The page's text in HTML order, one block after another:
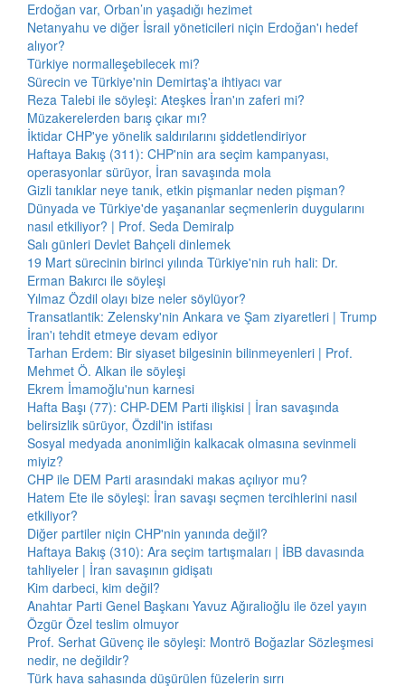
Erdoğan var, Orban’ın yaşadığı hezimet
Netanyahu ve diğer İsrail yöneticileri niçin Erdoğan'ı hedef
alıyor?
Türkiye normalleşebilecek mi?
Sürecin ve Türkiye'nin Demirtaş'a ihtiyacı var
Reza Talebi ile söyleşi: Ateşkes İran'ın zaferi mi?
Müzakerelerden barış çıkar mı?
İktidar CHP'ye yönelik saldırılarını şiddetlendiriyor
Haftaya Bakış (311): CHP'nin ara seçim kampanyası,
operasyonlar sürüyor, İran savaşında mola
Gizli tanıklar neye tanık, etkin pişmanlar neden pişman?
Dünyada ve Türkiye'de yaşananlar seçmenlerin duygularını
nasıl etkiliyor? | Prof. Seda Demiralp
Salı günleri Devlet Bahçeli dinlemek
19 Mart sürecinin birinci yılında Türkiye'nin ruh hali: Dr.
Erman Bakırcı ile söyleşi
Yılmaz Özdil olayı bize neler söylüyor?
Transatlantik: Zelensky'nin Ankara ve Şam ziyaretleri | Trump
İran'ı tehdit etmeye devam ediyor
Tarhan Erdem: Bir siyaset bilgesinin bilinmeyenleri | Prof.
Mehmet Ö. Alkan ile söyleşi
Ekrem İmamoğlu'nun karnesi
Hafta Başı (77): CHP-DEM Parti ilişkisi | İran savaşında
belirsizlik sürüyor, Özdil'in istifası
Sosyal medyada anonimliğin kalkacak olmasına sevinmeli
miyiz?
CHP ile DEM Parti arasındaki makas açılıyor mu?
Hatem Ete ile söyleşi: İran savaşı seçmen tercihlerini nasıl
etkiliyor?
Diğer partiler niçin CHP'nin yanında değil?
Haftaya Bakış (310): Ara seçim tartışmaları | İBB davasında
tahliyeler | İran savaşının gidişatı
Kim darbeci, kim değil?
Anahtar Parti Genel Başkanı Yavuz Ağıralioğlu ile özel yayın
Özgür Özel teslim olmuyor
Prof. Serhat Güvenç ile söyleşi: Montrö Boğazlar Sözleşmesi
nedir, ne değildir?
Türk hava sahasında düşürülen füzelerin sırrı